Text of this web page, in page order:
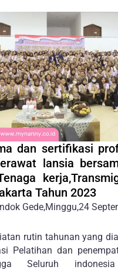
dan sertifikasi
lansia
Tahun 2023
Gede,Minggu,24
rutin tahunan yang
Pelatihan dan
Seluruh